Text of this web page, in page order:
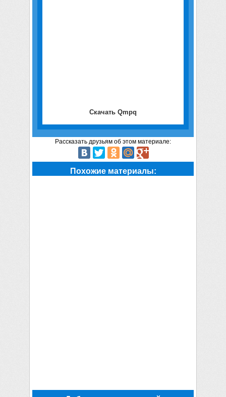
Скачать Qmpq
Рассказать друзьям об этом материале:
Похожие материалы: